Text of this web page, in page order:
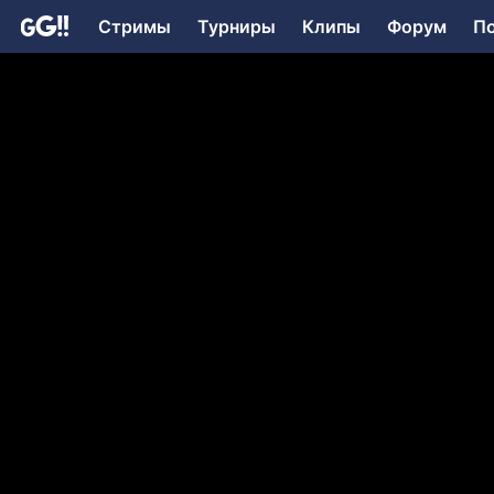
Стримы Турниры Клипы Форум